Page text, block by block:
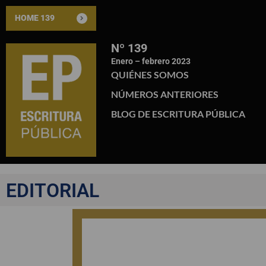
HOME 139
Nº 139
Enero – febrero 2023
QUIÉNES SOMOS
NÚMEROS ANTERIORES
BLOG DE ESCRITURA PÚBLICA
EDITORIAL
EDITORIAL